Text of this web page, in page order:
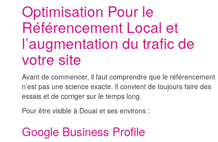
Optimisation Pour le
Référencement Local et
l’augmentation du trafic de
votre site
Avant de commencer, il faut comprendre que le référencement
n’est pas une science exacte. Il convient de toujours faire des
essais et de corriger sur le temps long.
Pour être visible à Douai et ses environs :
Google Business Profile